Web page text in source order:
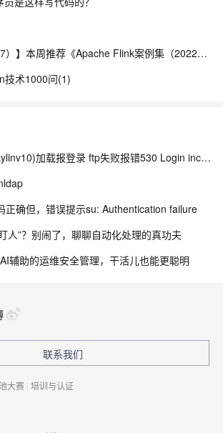
【藏经阁一起读（27）】本周推荐《Apache Flink案例集（2022版）》，你有哪些心得？
技术1000问(1)
gbase8a centos8(kylinv10)加载报登录 ftp失败报错530 Login incorrect 排查过程及解决办法
正确但，错误提示su: Authentication failure
人”？别闹了，聊聊自动化处理的真功夫
辅助的运维安全管理，干活儿也能更聪明
联系我们
大赛 | 培训与认证